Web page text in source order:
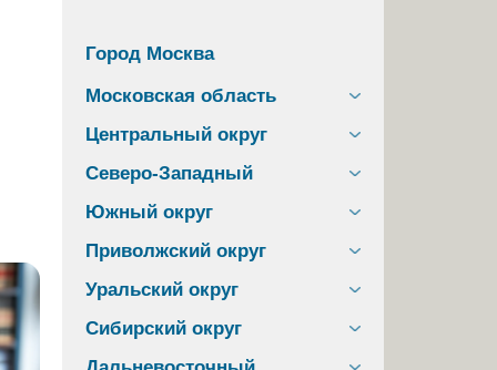
Город Москва
Московская область
Центральный округ
Северо-Западный
Южный округ
Приволжский округ
Уральский округ
Сибирский округ